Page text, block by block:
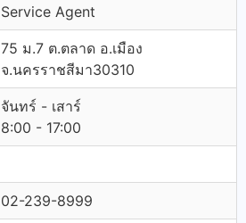
Service Agent
75 ม.7 ต.ตลาด อ.เมือง
จ.นครราชสีมา30310
จันทร์ - เสาร์
8:00 - 17:00
02-239-8999